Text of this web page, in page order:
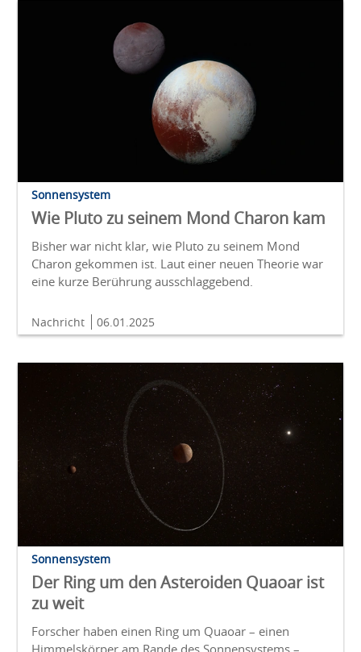
Sonnensystem
Wie Pluto zu seinem Mond Charon kam
Bisher war nicht klar, wie Pluto zu seinem Mond
Charon gekommen ist. Laut einer neuen Theorie war
eine kurze Berührung ausschlaggebend.
Nachricht 06.01.2025
Sonnensystem
Der Ring um den Asteroiden Quaoar ist
zu weit
Forscher haben einen Ring um Quaoar – einen
Himmelskörper am Rande des Sonnensystems –